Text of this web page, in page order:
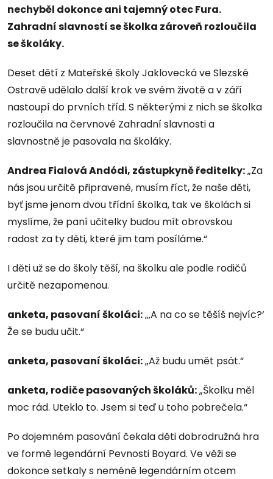
nechyběl dokonce ani tajemný otec Fura.
Zahradní slavností se školka zároveň rozloučila
se školáky.
Deset dětí z Mateřské školy Jaklovecká ve Slezské
Ostravě udělalo další krok ve svém životě a v září
nastoupí do prvních tříd. S některými z nich se školka
rozloučila na červnové Zahradní slavnosti a
slavnostně je pasovala na školáky.
Andrea Fialová Andódi, zástupkyně ředitelky:„Za
nás jsou určitě připravené, musím říct, že naše děti,
byť jsme jenom dvou třídní školka, tak ve školách si
myslíme, že paní učitelky budou mít obrovskou
radost za ty děti, které jim tam posíláme.“
I děti už se do školy těší, na školku ale podle rodičů
určitě nezapomenou.
anketa, pasovaní školáci:„‚A na co se těšíš nejvíc?‘
Že se budu učit.“
anketa, pasovaní školáci:„Až budu umět psát.“
anketa, rodiče pasovaných školáků:„Školku měl
moc rád. Uteklo to. Jsem si teď u toho pobrečela.“
Po dojemném pasování čekala děti dobrodružná hra
ve formě legendární Pevnosti Boyard. Ve věži se
dokonce setkaly s neméně legendárním otcem